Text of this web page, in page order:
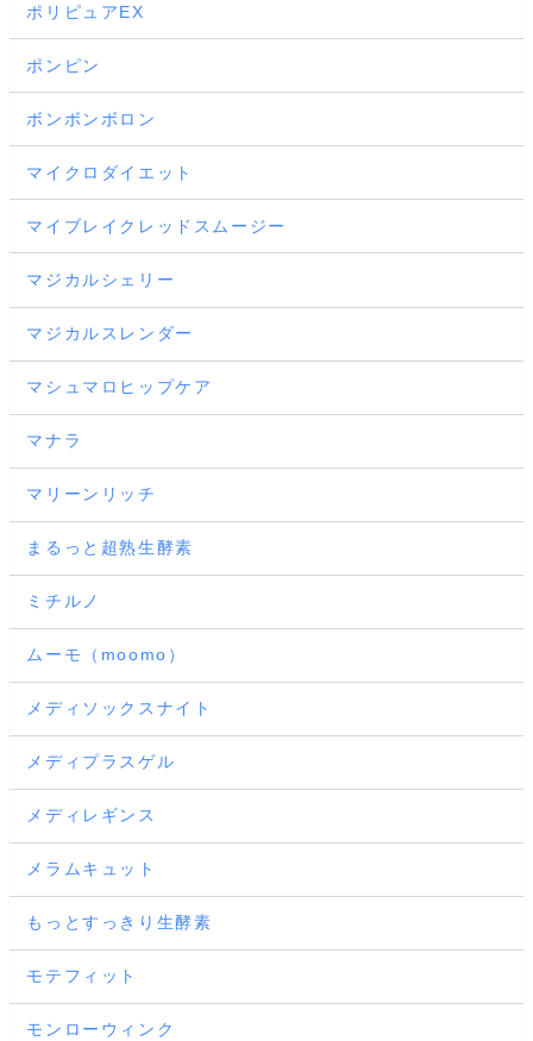
ポリピュアEX
ポンピン
ボンボンボロン
マイクロダイエット
マイブレイクレッドスムージー
マジカルシェリー
マジカルスレンダー
マシュマロヒップケア
マナラ
マリーンリッチ
まるっと超熟生酵素
ミチルノ
ムーモ（moomo）
メディソックスナイト
メディプラスゲル
メディレギンス
メラムキュット
もっとすっきり生酵素
モテフィット
モンローウィンク